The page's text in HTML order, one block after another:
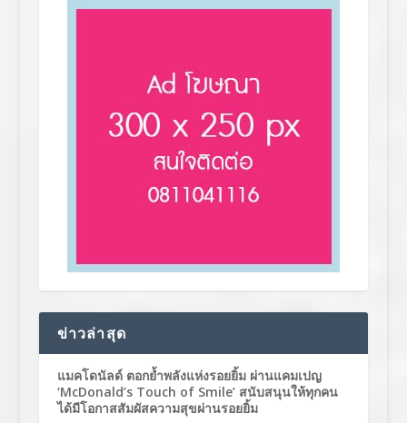
ข่าวล่าสุด
แมคโดนัลด์ ตอกย้ำพลังแห่งรอยยิ้ม ผ่านแคมเปญ
‘McDonald’s Touch of Smile’ สนับสนุนให้ทุกคน
ได้มีโอกาสสัมผัสความสุขผ่านรอยยิ้ม